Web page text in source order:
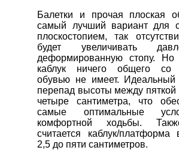
Балетки и прочая плоская
самый лучший вариант для
плоскостопием, так
будет увеличивать
деформированную стопу.
каблук ничего общего со
обувью не имеет. Идеальный
перепад высоты между
четыре сантиметра, что
самые оптимальные
комфортной ходьбы.
считается каблук/платформа
2,5 до пяти сантиметров.